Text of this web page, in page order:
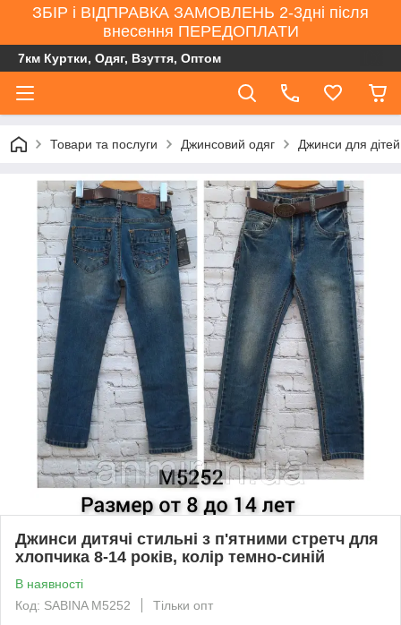
ЗБІР і ВІДПРАВКА ЗАМОВЛЕНЬ 2-3дні після
внесення ПЕРЕДОПЛАТИ
7км Куртки, Одяг, Взуття, Оптом
Товари та послуги Джинсовий одяг Джинси для дітей
Джинси дитячі стильні з п'ятними стретч для
хлопчика 8-14 років, колір темно-синій
В наявності
Код: SABINA M5252
Тільки опт